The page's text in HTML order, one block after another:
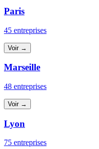
Paris
45 entreprises
Voir →
Marseille
48 entreprises
Voir →
Lyon
75 entreprises